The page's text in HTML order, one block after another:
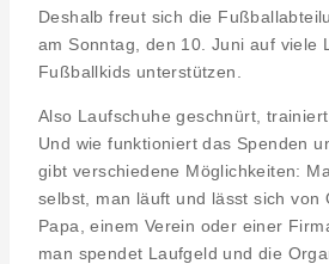
Deshalb freut sich die
am Sonntag, den 10. Juni auf viele
Fußballkids unterstützen.
Also Laufschuhe geschnürt,
Und wie funktioniert das Spenden
gibt verschiedene Möglichkeiten:
selbst, man läuft und lässt sich von
Papa, einem Verein oder einer
man spendet Laufgeld und die